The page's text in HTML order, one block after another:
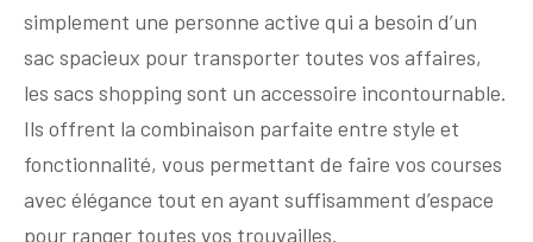
simplement une personne active qui a besoin d’un
sac spacieux pour transporter toutes vos affaires,
les sacs shopping sont un accessoire incontournable.
Ils offrent la combinaison parfaite entre style et
fonctionnalité, vous permettant de faire vos courses
avec élégance tout en ayant suffisamment d’espace
pour ranger toutes vos trouvailles.